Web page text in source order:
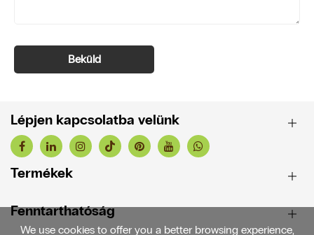
Beküld
Lépjen kapcsolatba velünk
Termékek
Fenntarthatóság
We use cookies to offer you a better browsing experience,